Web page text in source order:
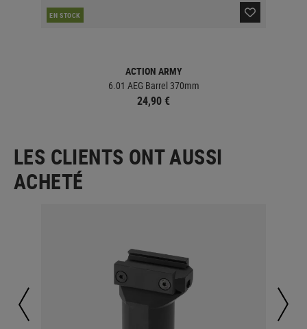
EN STOCK
ACTION ARMY
6.01 AEG Barrel 370mm
24,90 €
LES CLIENTS ONT AUSSI
ACHETÉ